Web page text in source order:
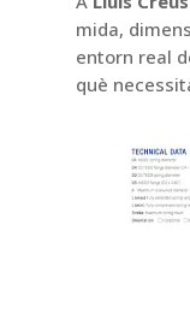
mida,
entorn real
què